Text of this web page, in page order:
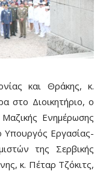
και Θράκης, κ.
στο Διοικητήριο, ο
Ενημέρωσης
Υπουργός Εργασίας-
της Σερβικής
κ. Πέταρ Τζόκιτς,